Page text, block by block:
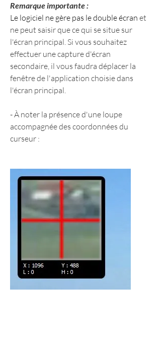
Remarque importante :
Le logiciel ne gère pas le double écran et
ne peut saisir que ce qui se situe sur
l'écran principal. Si vous souhaitez
effectuer une capture d'écran
secondaire, il vous faudra déplacer la
fenêtre de l'application choisie dans
l'écran principal.
- À noter la présence d'une loupe
accompagnée des coordonnées du
curseur :